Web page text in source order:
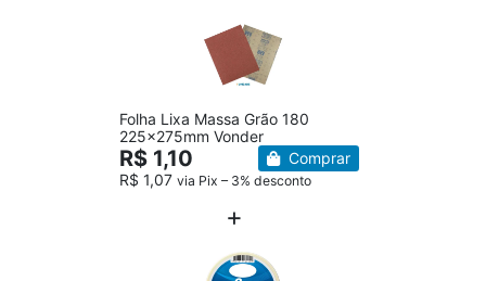
Folha Lixa Massa Grão 180
225x275mm Vonder
R$ 1,10
R$ 1,07 via Pix – 3% desconto
Comprar